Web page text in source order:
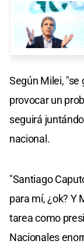
Según Milei, "se
provocar un
seguirá
nacional.
"Santiago
para mí, ¿ok? Y
tarea como
Nacionales